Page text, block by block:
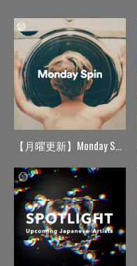
【月曜更新】Monday Spin